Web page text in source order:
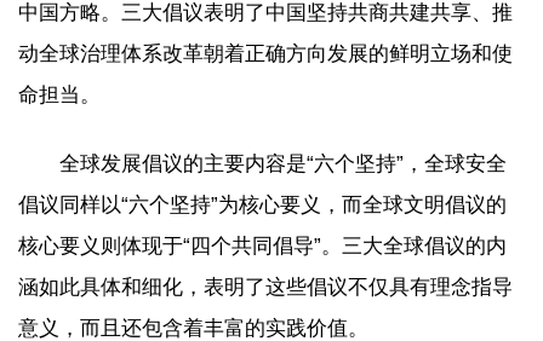
中国方略。三大倡议表明了中国坚持共商共建共享、推
动全球治理体系改革朝着正确方向发展的鲜明立场和使
命担当。
全球发展倡议的主要内容是“六个坚持”，全球安全
倡议同样以“六个坚持”为核心要义，而全球文明倡议的
核心要义则体现于“四个共同倡导”。三大全球倡议的内
涵如此具体和细化，表明了这些倡议不仅具有理念指导
意义，而且还包含着丰富的实践价值。